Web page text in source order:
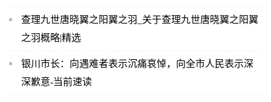
查理九世唐晓翼之阳翼之羽_关于查理九世唐晓翼之阳翼
之羽概略|精选
银川市长：向遇难者表示沉痛哀悼，向全市人民表示深
深歉意-当前速读